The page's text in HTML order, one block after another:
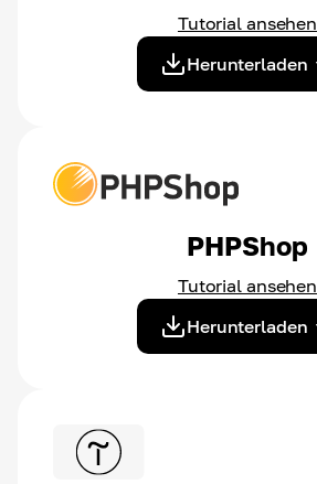
Tutorial ansehen
Herunterladen
PHPShop
Tutorial ansehen
Herunterladen